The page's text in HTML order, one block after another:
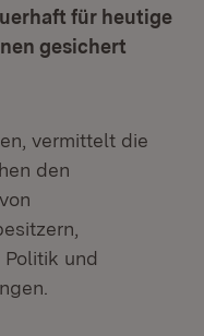
für heutige
gesichert
vermittelt die
den
und